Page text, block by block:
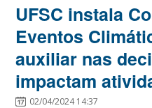
UFSC instala
Eventos
auxiliar nas
impactam
02/04/2024 14:37